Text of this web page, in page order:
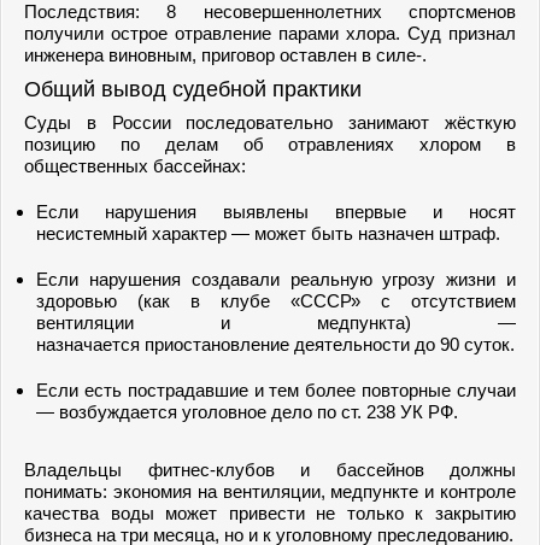
Последствия: 8 несовершеннолетних спортсменов
получили острое отравление парами хлора. Суд признал
инженера виновным, приговор оставлен в силе-.
Общий вывод судебной практики
Суды в России последовательно занимают жёсткую
позицию по делам об отравлениях хлором в
общественных бассейнах:
Если нарушения выявлены впервые и носят
несистемный характер — может быть назначен штраф.
Если нарушения создавали реальную угрозу жизни и
здоровью (как в клубе «СССР» с отсутствием
вентиляции и медпункта) —
назначается приостановление деятельности до 90 суток.
Если есть пострадавшие и тем более повторные случаи
— возбуждается уголовное дело по ст. 238 УК РФ.
Владельцы фитнес-клубов и бассейнов должны
понимать: экономия на вентиляции, медпункте и контроле
качества воды может привести не только к закрытию
бизнеса на три месяца, но и к уголовному преследованию.